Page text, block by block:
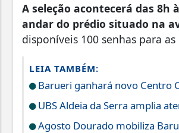
A seleção acontecerá das 8h
andar do prédio situado na
disponíveis 100 senhas para
LEIA TAMBÉM:
Barueri ganhará novo Centro
UBS Aldeia da Serra amplia
Agosto Dourado mobiliza